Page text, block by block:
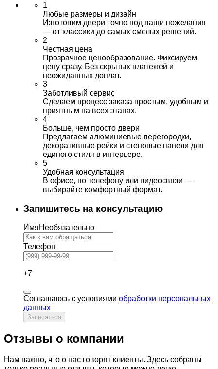
1
Любые размеры и дизайн
Изготовим двери точно под ваши пожелания
— от классики до самых смелых решений.
2
Честная цена
Прозрачное ценообразование. Фиксируем
цену сразу. Без скрытых платежей и
неожиданных доплат.
3
Заботливый сервис
Сделаем процесс заказа простым, удобным и
приятным на всех этапах.
4
Больше, чем просто двери
Предлагаем алюминиевые перегородки,
декоративные рейки и стеновые панели для
единого стиля в интерьере.
5
Удобная консультация
В офисе, по телефону или видеосвязи —
выбирайте комфортный формат.
Запишитесь на консультацию
ИмяНеобязательно
Телефон
+7
Соглашаюсь с условиями обработки персональных
данных
Записаться
Отзывы о компании
Нам важно, что о нас говорят клиенты. Здесь собраны